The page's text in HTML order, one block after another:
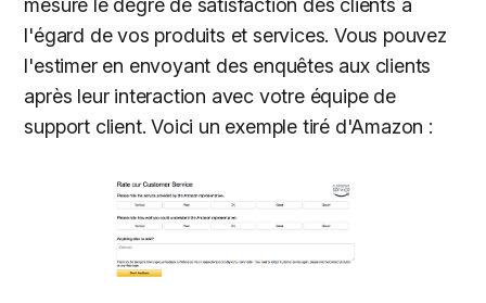
mesure le degré de satisfaction des clients à
l'égard de vos produits et services. Vous pouvez
l'estimer en envoyant des enquêtes aux clients
après leur interaction avec votre équipe de
support client. Voici un exemple tiré d'Amazon :